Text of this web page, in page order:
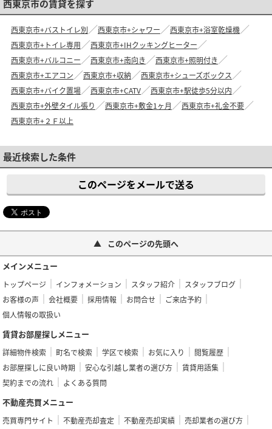
西東京市の賃貸を探す
西東京市+バストイレ別 西東京市+シャワー
西東京市+浴室乾燥機
西東京市+トイレ専用
西東京市+IHクッキングヒーター
西東京市+バルコニー
西東京市+南向き
西東京市+照明付き
西東京市+エアコン
西東京市+収納
西東京市+シューズボックス
西東京市+バイク置場
西東京市+CATV
西東京市+駅徒歩5分以内
西東京市+外壁タイル張り
西東京市+敷金1ヶ月
西東京市+礼金不要
西東京市+２Ｆ以上
最近検索した条件
このページをメールで送る
このページの先頭へ
メインメニュー
トップページ インフォメーション スタッフ紹介
スタッフブログ
お客様の声
会社概要 採用情報 お問合せ
ご来店予約
個人情報の取扱い
賃貸お部屋探しメニュー
詳細物件検索 町名で検索 学区で検索 お気に入り
閲覧履歴
お部屋探しに良い時期
安心な引越し業者の選び方
賃貸用語集
契約までの流れ
よくある質問
不動産売買メニュー
売買専門サイト 不動産売却査定 不動産売却実績 売却業者の選び方